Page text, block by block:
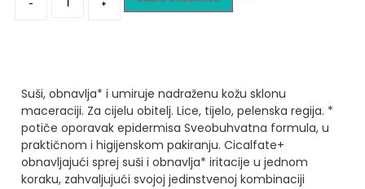
- +
Suši, obnavlja* i umiruje nadraženu kožu sklonu
maceraciji. Za cijelu obitelj. Lice, tijelo, pelenska regija. *
potiče oporavak epidermisa Sveobuhvatna formula, u
praktičnom i higijenskom pakiranju. Cicalfate+
obnavljajući sprej suši i obnavlja* iritacije u jednom
koraku, zahvaljujući svojoj jedinstvenoj kombinaciji